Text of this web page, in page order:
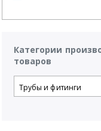
Категории
товаров
Трубы и фитинги